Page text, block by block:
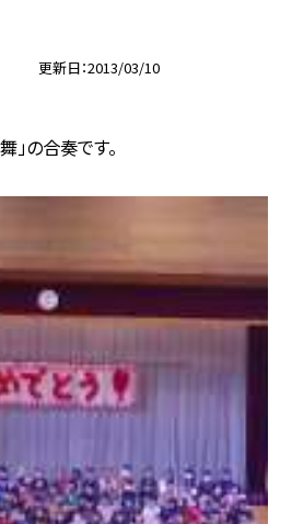
更新日 2013/03/10
」の合奏です。